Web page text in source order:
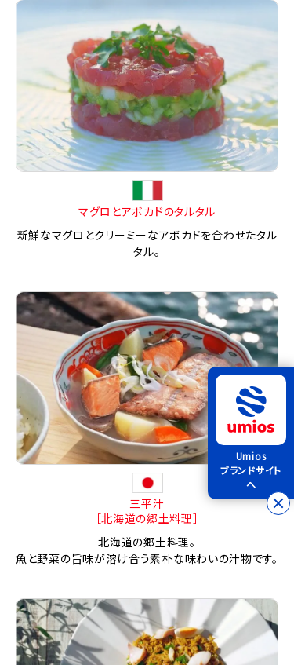
マグロとアボカドのタルタル
新鮮なマグロとクリーミーなアボカドを合わせたタル
タル。
三平汁
［北海道の郷土料理］
北海道の郷土料理。
魚と野菜の旨味が溶け合う素朴な味わいの汁物です。
Umios
ブランドサイト
へ